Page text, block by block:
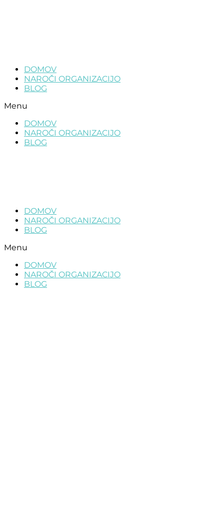
DOMOV
NAROČI ORGANIZACIJO
BLOG
Menu
DOMOV
NAROČI ORGANIZACIJO
BLOG
DOMOV
NAROČI ORGANIZACIJO
BLOG
Menu
DOMOV
NAROČI ORGANIZACIJO
BLOG